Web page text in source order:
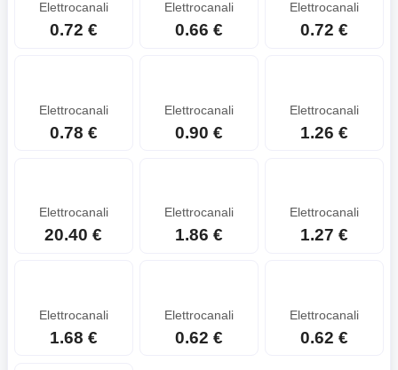
Elettrocanali
0.72 €
Elettrocanali
0.66 €
Elettrocanali
0.72 €
Elettrocanali
0.78 €
Elettrocanali
0.90 €
Elettrocanali
1.26 €
Elettrocanali
20.40 €
Elettrocanali
1.86 €
Elettrocanali
1.27 €
Elettrocanali
1.68 €
Elettrocanali
0.62 €
Elettrocanali
0.62 €